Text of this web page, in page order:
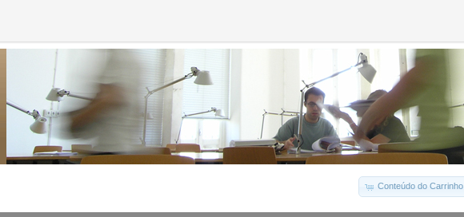
Conteúdo do Carrinho